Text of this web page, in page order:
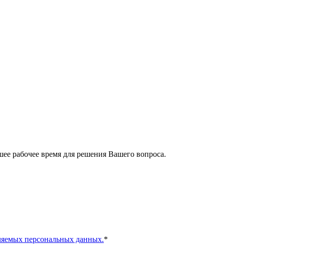
рабочее время для решения Вашего вопроса.
персональных данных.*